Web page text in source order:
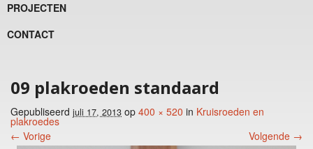
PROJECTEN
CONTACT
09 plakroeden standaard
Gepubliseerd juli 17, 2013 op 400 × 520 in Kruisroeden en
plakroedes
Foto menu
← Vorige Volgende →